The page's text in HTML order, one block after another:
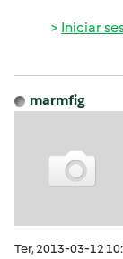
Iniciar
marmfig
Ter, 2013-03-12